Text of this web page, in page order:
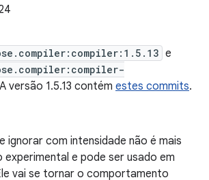
e
versão 1.5.13 contém estes commits.
ignorar com intensidade não é mais
experimental e pode ser usado em
vai se tornar o comportamento